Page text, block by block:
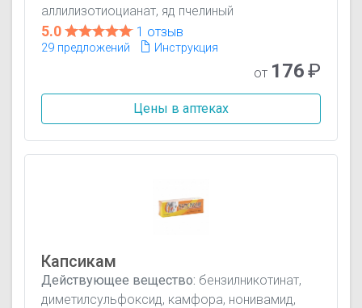
аллилизотиоцианат, яд пчелиный
5.0 1 отзыв
29 предложений Инструкция
от 176₽
Цены в аптеках
Капсикам
Действующее вещество: бензилникотинат,
диметилсульфоксид, камфора, нонивамид,